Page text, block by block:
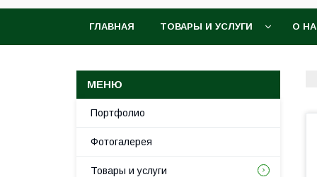
ГЛАВНАЯ ТОВАРЫ И УСЛУГИ О
Портфолио
Фотогалерея
Товары и услуги